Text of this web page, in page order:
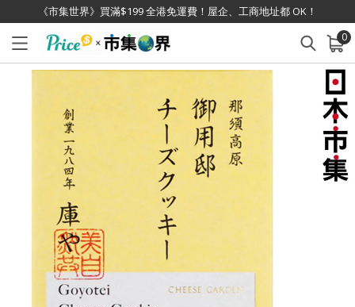
《市集世界》買滿$199 全港免運費！屋企、工商地址都 OK！
0
已加入購物車 查看